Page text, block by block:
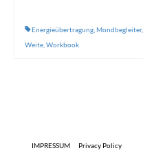
Energieübertragung Mondbegleiter,
Weite Workbook
IMPRESSUM Privacy Policy